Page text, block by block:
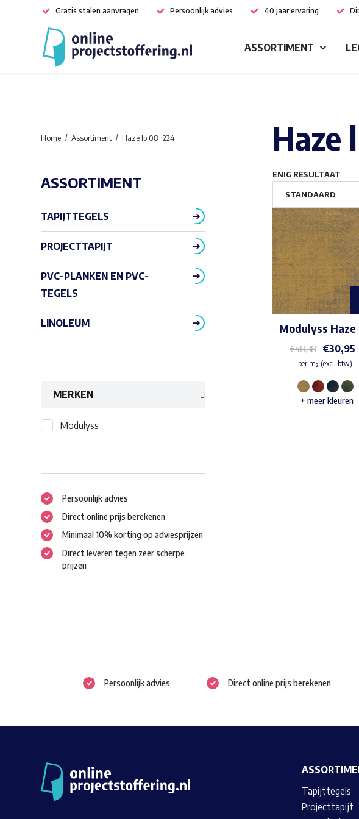
Gratis stalen aanvragen Persoonlijk advies 40 jaar ervaring
ASSORTIMENT
Haze
ENIG RESULTAAT
Modulyss Haze
€48,38 €30,95
per m² (excl. btw)
Dit
+ meer kleuren
Home Assortiment Haze lp 08_224
ASSORTIMENT
TAPIJTTEGELS
PROJECTTAPIJT
PVC-PLANKEN EN PVC-
TEGELS
LINOLEUM
MERKEN
Modulyss
Persoonlijk advies
Direct online prijs berekenen
Minimaal 10% korting op adviesprijzen
Direct leveren tegen zeer scherpe
prijzen
Persoonlijk advies Direct online prijs berekenen
Tapijttegels
Projecttapijt